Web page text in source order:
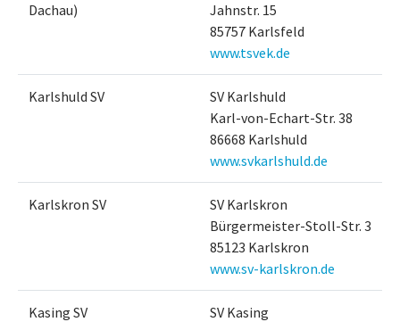
Dachau)
Jahnstr. 15
85757 Karlsfeld
www.tsvek.de
Karlshuld SV
SV Karlshuld
Karl-von-Echart-Str. 38
86668 Karlshuld
www.svkarlshuld.de
Karlskron SV
SV Karlskron
Bürgermeister-Stoll-Str. 3
85123 Karlskron
www.sv-karlskron.de
Kasing SV
SV Kasing